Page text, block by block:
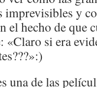
imprevisibles y
el hecho de que
«Claro si era
una de las